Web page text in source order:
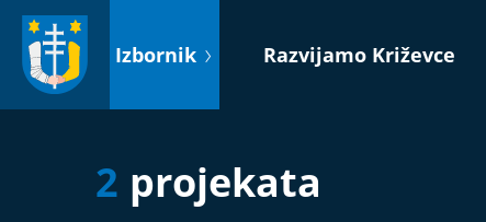
sadržaj
Izbornik Razvijamo Križevce
2 projekata